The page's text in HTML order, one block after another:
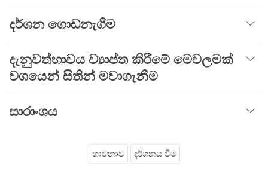
දර්ශන ගොඩනැගීම
දැනුවත්භාවය ව්‍යාප්ත කිරීමේ මෙවලමක්
වශයෙන් සිතින් මවාගැනීම
සාරාංශය
භාවනාව දර්ශනය වීම